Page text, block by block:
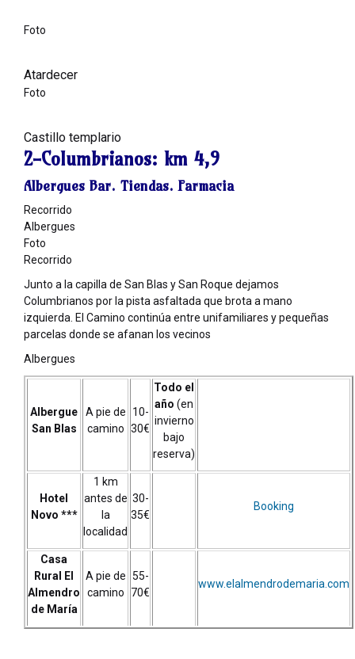
Foto
Atardecer
Foto
Castillo templario
2-Columbrianos: km 4,9
Albergues Bar. Tiendas. Farmacia
Recorrido
Albergues
Foto
Recorrido
Junto a la capilla de San Blas y San Roque dejamos
Columbrianos por la pista asfaltada que brota a mano
izquierda. El Camino continúa entre unifamiliares y pequeñas
parcelas donde se afanan los vecinos
Albergues
Albergue
San Blas
A pie de
camino
10-
30€
Todo el
año (en
invierno
bajo
reserva)
Hotel
Novo ***
1 km
antes de
la
localidad
30-
35€
Booking
Casa
Rural El
Almendro
de María
A pie de
camino
55-
70€
www.elalmendrodemaria.com